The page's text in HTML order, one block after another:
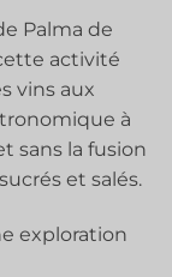
Palma de
activité
vins aux
à
sans la fusion
et salés.
exploration